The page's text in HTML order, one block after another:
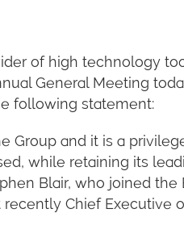
of high technology
General Meeting
following statement:
Group and it is a
while retaining its
Blair, who joined the
Chief Executive